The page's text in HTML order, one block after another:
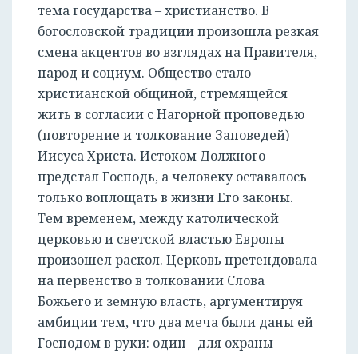
тема государства – христианство. В
богословской традиции произошла резкая
смена акцентов во взглядах на Правителя,
народ и социум. Общество стало
христианской общиной, стремящейся
жить в согласии с Нагорной проповедью
(повторение и толкование Заповедей)
Иисуса Христа. Истоком Должного
предстал Господь, а человеку оставалось
только воплощать в жизни Его законы.
Тем временем, между католической
церковью и светской властью Европы
произошел раскол. Церковь претендовала
на первенство в толковании Слова
Божьего и земную власть, аргументируя
амбиции тем, что два меча были даны ей
Господом в руки: один - для охраны